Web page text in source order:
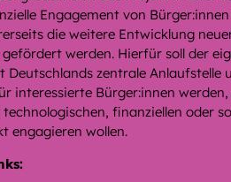
Engagement von
die weitere Entwicklung
werden. Hierfür soll der
Deutschlands zentrale Anlaufstelle
interessierte Bürger:innen
finanziellen oder
engagieren wollen.